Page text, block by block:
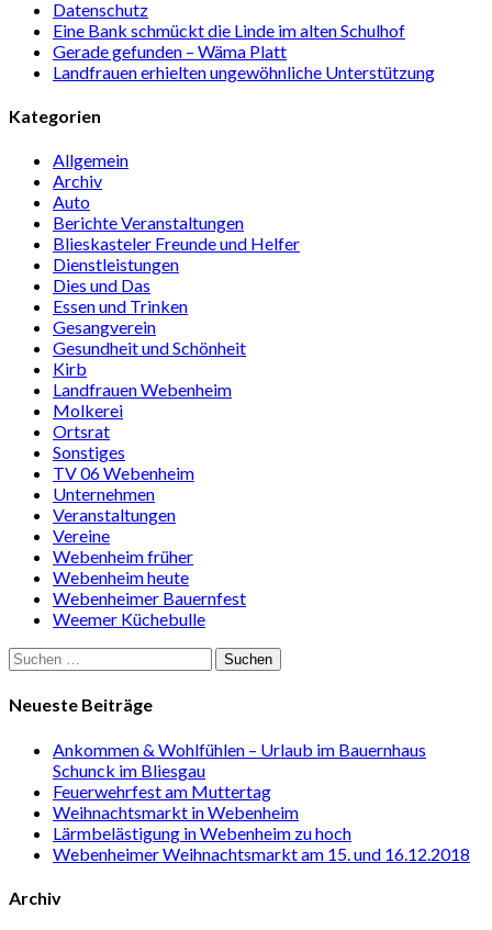
Datenschutz
Eine Bank schmückt die Linde im alten Schulhof
Gerade gefunden – Wäma Platt
Landfrauen erhielten ungewöhnliche Unterstützung
Kategorien
Allgemein
Archiv
Auto
Berichte Veranstaltungen
Blieskasteler Freunde und Helfer
Dienstleistungen
Dies und Das
Essen und Trinken
Gesangverein
Gesundheit und Schönheit
Kirb
Landfrauen Webenheim
Molkerei
Ortsrat
Sonstiges
TV 06 Webenheim
Unternehmen
Veranstaltungen
Vereine
Webenheim früher
Webenheim heute
Webenheimer Bauernfest
Weemer Küchebulle
Suchen
nach:
Neueste Beiträge
Ankommen & Wohlfühlen – Urlaub im Bauernhaus
Schunck im Bliesgau
Feuerwehrfest am Muttertag
Weihnachtsmarkt in Webenheim
Lärmbelästigung in Webenheim zu hoch
Webenheimer Weihnachtsmarkt am 15. und 16.12.2018
Archiv